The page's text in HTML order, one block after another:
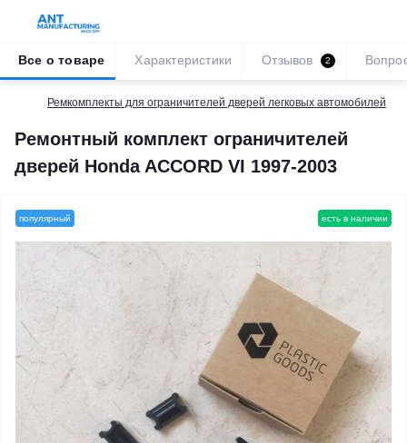
Ремкомплекты для ограничителей дверей легковых автомобилей
Ремонтный комплект ограничителей
дверей Honda ACCORD VI 1997-2003
Все о товаре Характеристики Отзывов 2
популярный есть в наличии